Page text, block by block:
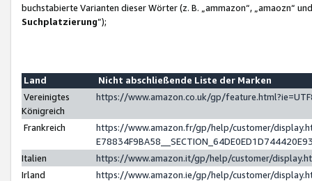
buchstabierte Varianten dieser Wörter (z. B. „ammazon“, „amaozn“
Suchplatzierung”);
Land
Nicht abschließende Liste der Marken
Vereinigtes
Königreich
https://www.amazon.co.uk/gp/
Frankreich
https://www.amazon.fr/gp/help/customer/
Italien
https://www.amazon.it/gp/help/customer/
Irland
https://www.amazon.ie/gp/help/customer/